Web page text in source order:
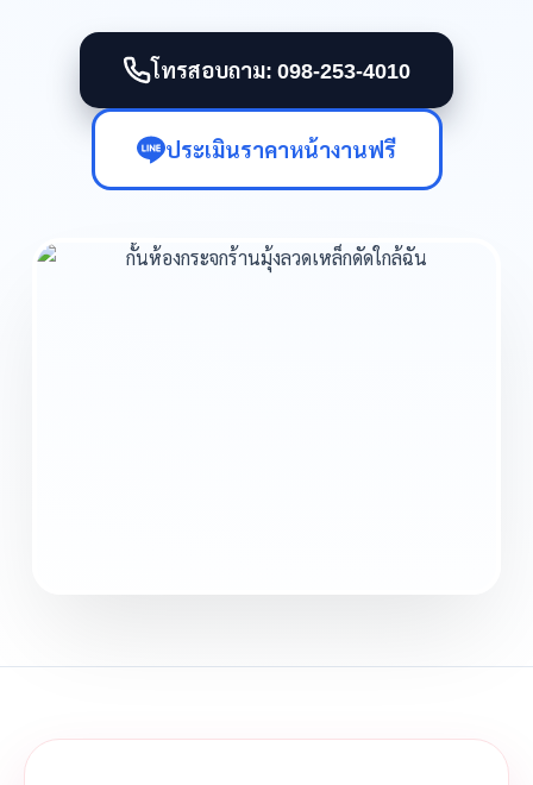
โทรสอบถาม: 098-253-4010
ประเมินราคาหน้างานฟรี